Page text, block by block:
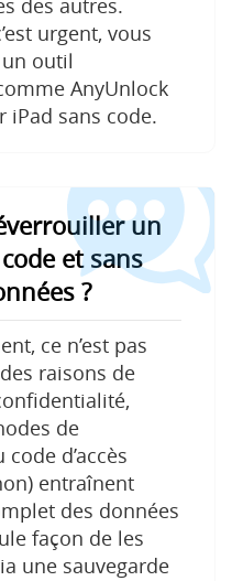
des autres.
urgent, vous
outil
AnyUnlock
iPad sans code.
un
et sans
?
ce n’est pas
raisons de
de
d’accès
entraînent
des données
façon de les
une sauvegarde